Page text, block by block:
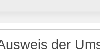
der